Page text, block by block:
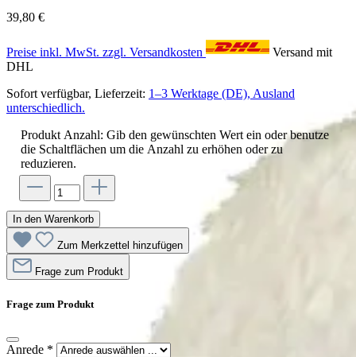
39,80 €
Preise inkl. MwSt. zzgl. Versandkosten
Versand mit
DHL
Sofort verfügbar, Lieferzeit: 1–3 Werktage (DE), Ausland
unterschiedlich.
Produkt Anzahl: Gib den gewünschten Wert ein oder benutze
die Schaltflächen um die Anzahl zu erhöhen oder zu
reduzieren.
In den Warenkorb
Zum Merkzettel hinzufügen
Frage zum Produkt
Frage zum Produkt
Anrede *